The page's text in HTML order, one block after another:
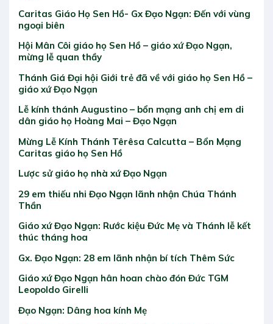
Caritas Giáo Họ Sen Hồ- Gx Đạo Ngạn: Đến với vùng
ngoại biên
Hội Mân Côi giáo họ Sen Hồ – giáo xứ Đạo Ngạn,
mừng lễ quan thầy
Thánh Giá Đại hội Giới trẻ đã về với giáo họ Sen Hồ –
giáo xứ Đạo Ngạn
Lễ kính thánh Augustino – bổn mạng anh chị em di
dân giáo họ Hoàng Mai – Đạo Ngạn
Mừng Lễ Kính Thánh Têrêsa Calcutta – Bổn Mạng
Caritas giáo họ Sen Hồ
Lược sử giáo họ nhà xứ Đạo Ngạn
29 em thiếu nhi Đạo Ngạn lãnh nhận Chúa Thánh
Thần
Giáo xứ Đạo Ngạn: Rước kiệu Đức Mẹ và Thánh lễ kết
thúc tháng hoa
Gx. Đạo Ngạn: 28 em lãnh nhận bí tích Thêm Sức
Giáo xứ Đạo Ngạn hân hoan chào đón Đức TGM
Leopoldo Girelli
Đạo Ngạn: Dâng hoa kính Mẹ